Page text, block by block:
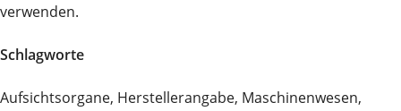
verwenden.
Schlagworte
Aufsichtsorgane, Herstellerangabe, Maschinenwesen,